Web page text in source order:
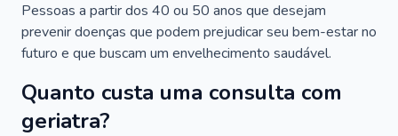
Pessoas a partir dos 40 ou 50 anos que desejam
prevenir doenças que podem prejudicar seu bem-estar no
futuro e que buscam um envelhecimento saudável.
Quanto custa uma consulta com
geriatra?